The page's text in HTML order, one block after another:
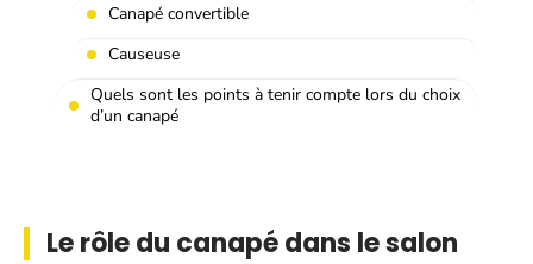
Canapé convertible
Causeuse
Quels sont les points à tenir compte lors du choix
d’un canapé
Le rôle du canapé dans le salon